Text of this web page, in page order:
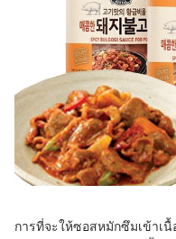
การที่จะให้ซอสหมักซึมเข้าเนื้